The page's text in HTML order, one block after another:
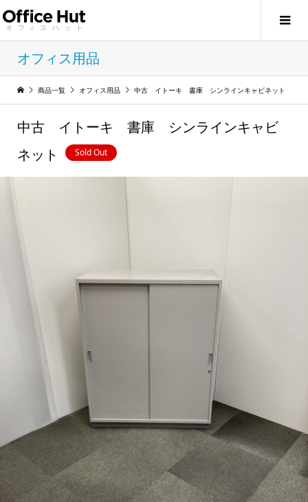
オフィス用品
商品一覧 オフィス用品 中古 イトーキ 書庫 シンラインキャビネット
中古 イトーキ 書庫 シンラインキャビ
ネット
Sold Out